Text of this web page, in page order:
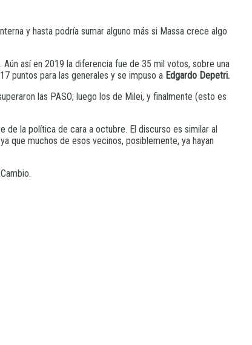
y hasta podría sumar alguno más si Massa crece algo
así en 2019 la diferencia fue de 35 mil votos, sobre una
puntos para las generales y se impuso a Edgardo Depetri.
las PASO; luego los de Milei, y finalmente (esto es
de la política de cara a octubre. El discurso es similar al
que muchos de esos vecinos, posiblemente, ya hayan